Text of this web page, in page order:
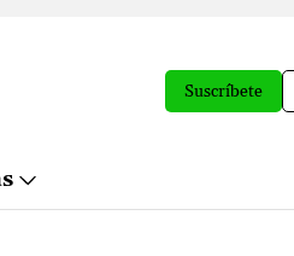
Suscríbete